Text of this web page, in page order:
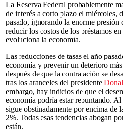
La Reserva Federal probablemente
de interés a corto plazo el miércoles,
pasado, ignorando la enorme presión
reducir los costos de los préstamos
evoluciona la economía.
Las reducciones de tasas el año
economía y prevenir un deterioro
después de que la contratación se
tras los aranceles del presidente
embargo, hay indicios de que el
economía podría estar repuntando.
sigue obstinadamente por encima de
2%. Todas esas tendencias abogan
están.